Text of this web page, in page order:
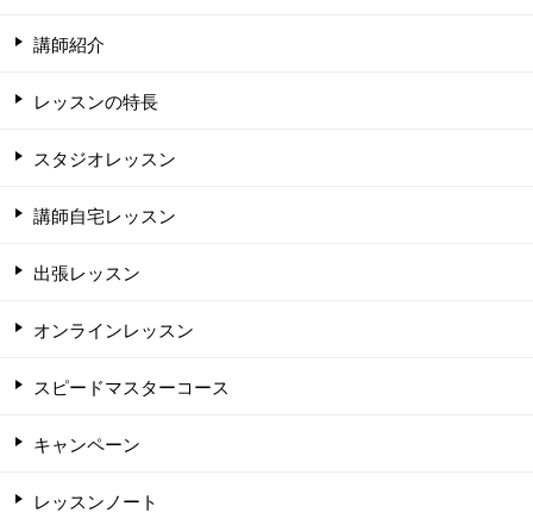
講師紹介
レッスンの特長
スタジオレッスン
講師自宅レッスン
出張レッスン
オンラインレッスン
スピードマスターコース
キャンペーン
レッスンノート